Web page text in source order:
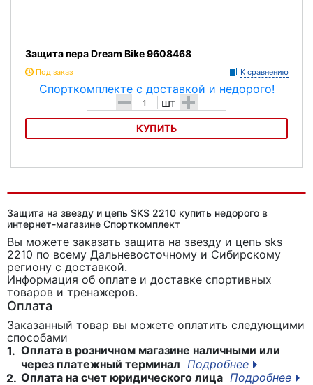
Защита пера Dream Bike 9608468
Под заказ К сравнению
- шт +
КУПИТЬ
Защита на звезду и цепь SKS 2210 купить недорого в
интернет-магазине Спорткомплект
Вы можете заказать защита на звезду и цепь sks
2210 по всему Дальневосточному и Сибирскому
региону с доставкой.
Информация об оплате и доставке спортивных
товаров и тренажеров.
Оплата
Заказанный товар вы можете оплатить следующими
способами
1. Оплата в розничном магазине наличными или
через платежный терминал Подробнее
2. Оплата на счет юридического лица Подробнее